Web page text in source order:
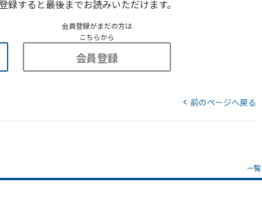
録すると最後までお読みいただけます。
会員登録がまだの方は
こちらから
会員登録
前のページへ戻る
一覧